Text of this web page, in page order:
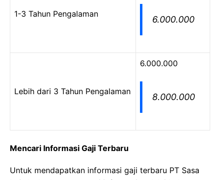
1-3 Tahun Pengalaman
6.000.000
Lebih dari 3 Tahun Pengalaman
6.000.000
8.000.000
Mencari Informasi Gaji Terbaru
Untuk mendapatkan informasi gaji terbaru PT Sasa